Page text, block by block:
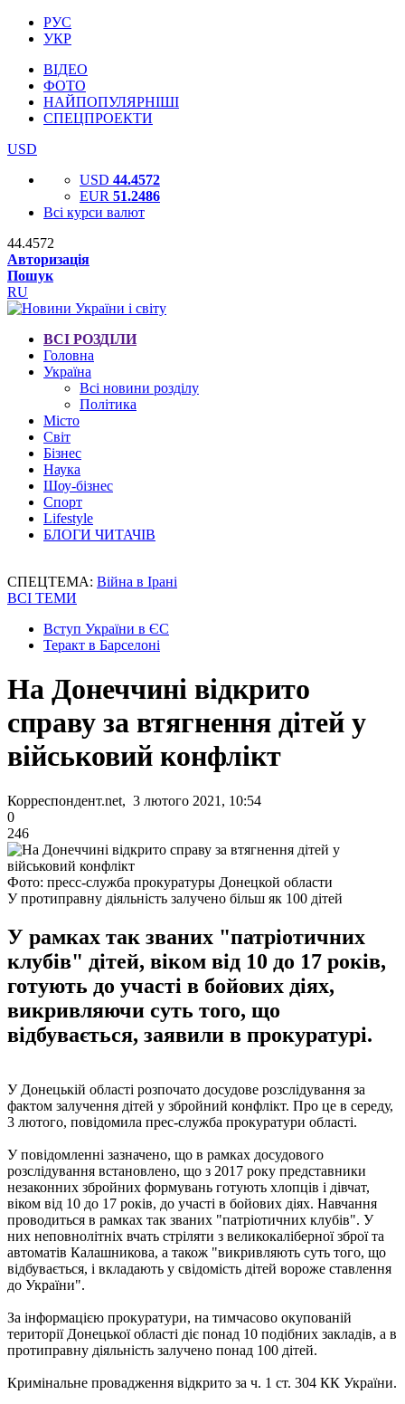
РУС
УКР
ВІДЕО
ФОТО
НАЙПОПУЛЯРНІШІ
СПЕЦПРОЕКТИ
USD
USD 44.4572
EUR 51.2486
Всі курси валют
44.4572
Авторизація
Пошук
RU
ВСІ РОЗДІЛИ
Головна
Україна
Всі новини розділу
Політика
Місто
Світ
Бізнес
Наука
Шоу-бізнес
Спорт
Lifestyle
БЛОГИ ЧИТАЧІВ
СПЕЦТЕМА: Війна в Ірані
ВСІ ТЕМИ
Вступ України в ЄС
Теракт в Барселоні
На Донеччині відкрито
справу за втягнення дітей у
військовий конфлікт
Корреспондент.net, 3 лютого 2021, 10:54
0
246
Фото: пресс-служба прокуратуры Донецкой области
У протиправну діяльність залучено більш як 100 дітей
У рамках так званих "патріотичних
клубів" дітей, віком від 10 до 17 років,
готують до участі в бойових діях,
викривляючи суть того, що
відбувається, заявили в прокуратурі.
У Донецькій області розпочато досудове розслідування за
фактом залучення дітей у збройний конфлікт. Про це в середу,
3 лютого, повідомила прес-служба прокуратури області.
У повідомленні зазначено, що в рамках досудового
розслідування встановлено, що з 2017 року представники
незаконних збройних формувань готують хлопців і дівчат,
віком від 10 до 17 років, до участі в бойових діях. Навчання
проводиться в рамках так званих "патріотичних клубів". У
них неповнолітніх вчать стріляти з великокаліберної зброї та
автоматів Калашникова, а також "викривляють суть того, що
відбувається, і вкладають у свідомість дітей вороже ставлення
до України".
За інформацією прокуратури, на тимчасово окупованій
території Донецької області діє понад 10 подібних закладів, а в
протиправну діяльність залучено понад 100 дітей.
Кримінальне провадження відкрито за ч. 1 ст. 304 КК України.